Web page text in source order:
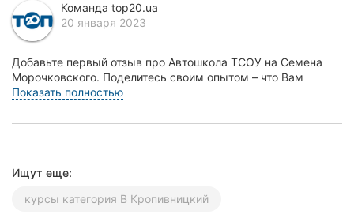
Черновцы
Сумы
Ивано-
Ужгород
Карпаты
Команда top20.ua
20 января 2023
Добавьте первый отзыв про Автошкола ТСОУ на Семена
Морочковского. Поделитесь своим опытом – что Вам
понравилось, а что нет! Это поможет другим жителя...
Показать полностью
Ищут еще:
курсы категория В Кропивницкий